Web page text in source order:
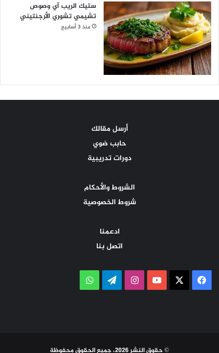
ستيك الريب آي وصوص
تشيمي تشوري الأرجنتيني
منذ 3 أسابيع
أرسل مقالك
حابب ضوي
دورات تدريبية
الشروط والأحكام
شروط الخصوصية
ادعمنا
اتصل بنا
فيسبوك ‫YouTubeانستقرامتيلقرامواتساب
© حقوق النشر 2026، جميع الحقوق محفوظة